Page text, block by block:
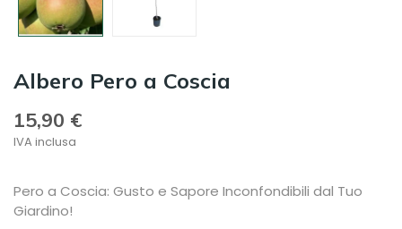
Albero Pero a Coscia
15,90 €
IVA inclusa
Pero a Coscia: Gusto e Sapore Inconfondibili dal Tuo
Giardino!